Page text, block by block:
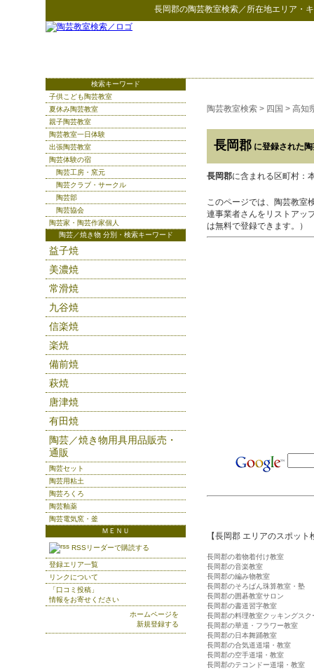
長岡郡の陶芸教室検索／所在地エリア・
陶芸教室検索 > 四国 > 高知
長岡郡 に登録された
長岡郡に含まれる区町村：
このページでは、陶芸教室
連事業者さんをリストアッ
は無料で登録できます。）
【長岡郡 エリアのスポット
長岡郡の着物着付け教室
長岡郡の音楽教室
長岡郡の編み物教室
長岡郡のそろばん珠算教室・塾
長岡郡の囲碁教室サロン
長岡郡の書道習字教室
長岡郡の料理教室クッキングスク
長岡郡の華道・フラワー教室
長岡郡の日本舞踊教室
長岡郡の合気道道場・教室
長岡郡の空手道場・教室
長岡郡のテコンドー道場・教室
検索キーワード
子供こども陶芸教室
夏休み陶芸教室
親子陶芸教室
陶芸教室一日体験
出張陶芸教室
陶芸体験の宿
陶芸工房・窯元
陶芸クラブ・サークル
陶芸部
陶芸協会
陶芸家・陶芸作家個人
陶芸／焼き物 分別・検索キーワード
益子焼
美濃焼
常滑焼
九谷焼
信楽焼
楽焼
備前焼
萩焼
唐津焼
有田焼
陶芸／焼き物用具用品販売・
通販
陶芸セット
陶芸用粘土
陶芸ろくろ
陶芸釉薬
陶芸電気窯・釜
ＭＥＮＵ
RSSリーダーで購読する
登録エリア一覧
リンクについて
「口コミ投稿」
情報をお寄せください
ホームページを
新規登録する